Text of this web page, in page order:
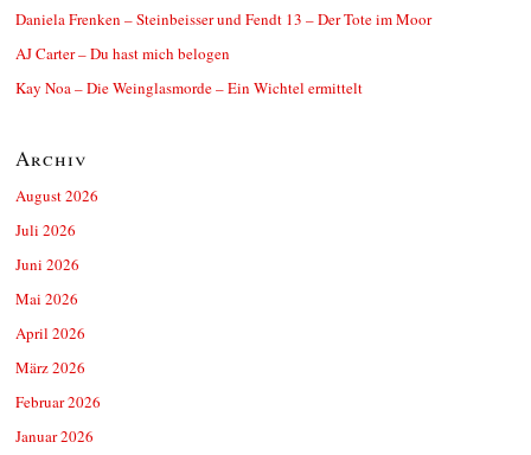
Daniela Frenken – Steinbeisser und Fendt 13 – Der Tote im Moor
AJ Carter – Du hast mich belogen
Kay Noa – Die Weinglasmorde – Ein Wichtel ermittelt
Archiv
August 2026
Juli 2026
Juni 2026
Mai 2026
April 2026
März 2026
Februar 2026
Januar 2026